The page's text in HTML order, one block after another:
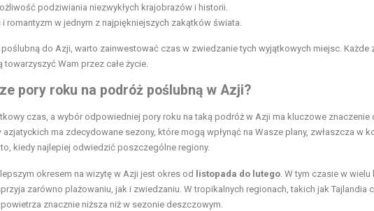
podziwiania niezwykłych krajobrazów i historii.
i romantyzm w jednym z najpiękniejszych zakątków świata.
do Azji, warto zainwestować czas w zwiedzanie tych wyjątkowych miejsc. Każde
Wam przez całe życie.
pory roku na podróż poślubną w Azji?
czas, a wybór odpowiedniej pory roku na taką podróż w Azji ma kluczowe
azjatyckich ma zdecydowane sezony, które mogą wpłynąć na Wasze plany, zwłaszcza w
kiedy najlepiej odwiedzić poszczególne regiony.
okresem na wizytę w Azji jest okres od listopada do lutego. W tym czasie w
zarówno plażowaniu, jak i zwiedzaniu. W tropikalnych regionach, takich jak Tajlandia
znacznie niższa niż w sezonie deszczowym.